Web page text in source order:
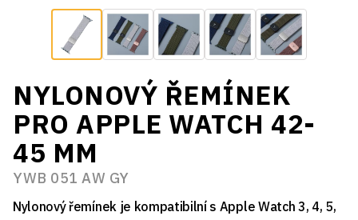
NYLONOVÝ ŘEMÍNEK
PRO APPLE WATCH 42-
45 MM
YWB 051 AW GY
Nylonový řemínek je kompatibilní s Apple Watch 3, 4, 5,